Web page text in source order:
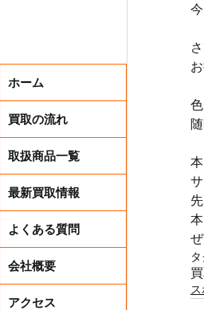
ホーム
買取の流れ
取扱商品一覧
最新買取情報
よくある質問
会社概要
アクセス